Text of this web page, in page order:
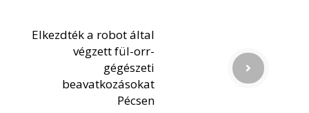
Elkezdték a robot által
végzett fül-orr-
gégészeti
beavatkozásokat
Pécsen